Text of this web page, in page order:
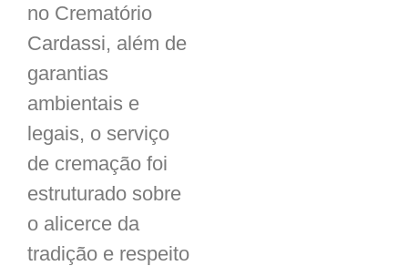
no Crematório
Cardassi, além de
garantias
ambientais e
legais, o serviço
de cremação foi
estruturado sobre
o alicerce da
tradição e respeito